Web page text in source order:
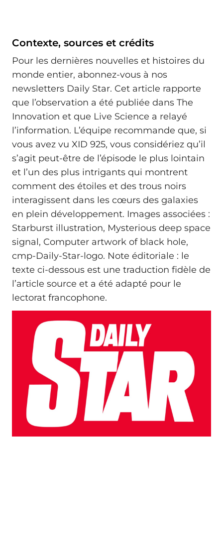
Contexte, sources et crédits
Pour les dernières nouvelles et histoires du
monde entier, abonnez-vous à nos
newsletters Daily Star. Cet article rapporte
que l’observation a été publiée dans The
Innovation et que Live Science a relayé
l’information. L’équipe recommande que, si
vous avez vu XID 925, vous considériez qu’il
s’agit peut‑être de l’épisode le plus lointain
et l’un des plus intrigants qui montrent
comment des étoiles et des trous noirs
interagissent dans les cœurs des galaxies
en plein développement. Images associées :
Starburst illustration, Mysterious deep space
signal, Computer artwork of black hole,
cmp-Daily-Star-logo. Note éditoriale : le
texte ci‑dessous est une traduction fidèle de
l’article source et a été adapté pour le
lectorat francophone.